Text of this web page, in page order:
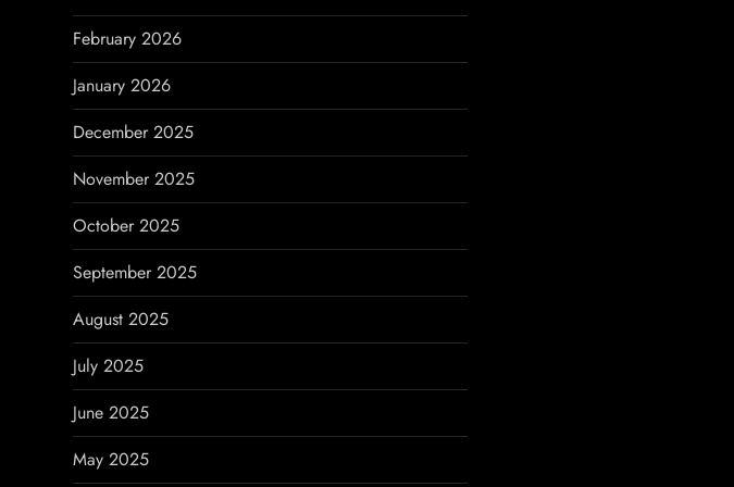
i
o
n
February 2026
January 2026
December 2025
November 2025
October 2025
September 2025
August 2025
July 2025
June 2025
May 2025